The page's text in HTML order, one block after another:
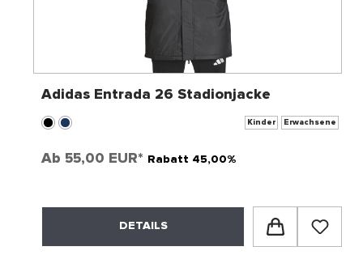
Adidas Entrada 26 Stadionjacke
Kinder Erwachsene
Ab 55,00 EUR* Rabatt 45,00%
DETAILS